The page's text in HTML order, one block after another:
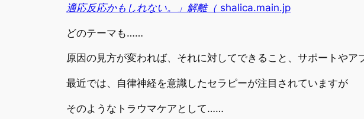
適応反応かもしれない。」解離（ shalica.main.jp
どのテーマも……
原因の見方が変われば、それに対してできること、サポートやア
最近では、自律神経を意識したセラピーが注目されていますが
そのようなトラウマケアとして……